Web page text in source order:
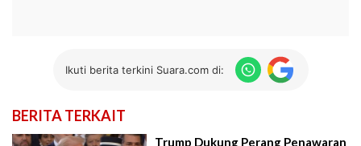
Ikuti berita terkini Suara.com di:
BERITA TERKAIT
Trump Dukung Perang Penawaran